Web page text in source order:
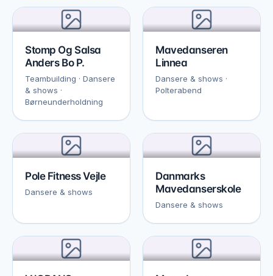
Stomp Og Salsa
Anders Bo P.
Teambuilding · Dansere
& shows ·
Børneunderholdning
Mavedanseren
Linnea
Dansere & shows ·
Polterabend
Pole Fitness Vejle
Dansere & shows
Danmarks
Mavedanserskole
Dansere & shows